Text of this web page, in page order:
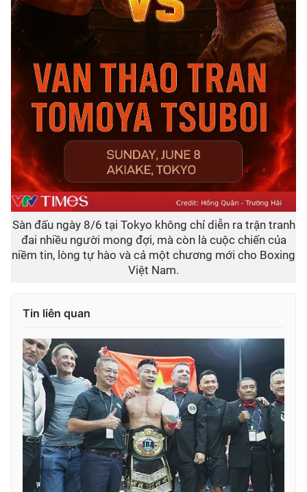
Sàn đấu ngày 8/6 tại Tokyo không chỉ diễn ra trận tranh
đai nhiều người mong đợi, mà còn là cuộc chiến của
niềm tin, lòng tự hào và cả một chương mới cho Boxing
Việt Nam.
Tin liên quan